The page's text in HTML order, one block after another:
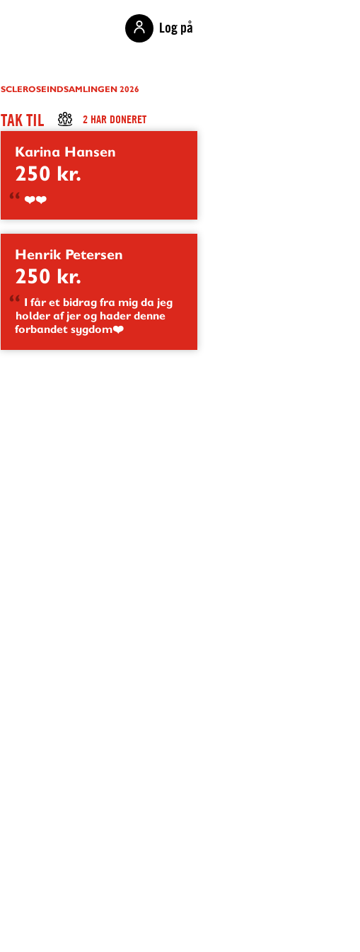
Log på
SCLEROSEINDSAMLINGEN 2026
TAKTIL 2 HAR DONERET
Karina Hansen
250 kr.
❤️❤️
Henrik Petersen
250 kr.
I får et bidrag fra mig da jeg
holder af jer og hader denne
forbandet sygdom❤️